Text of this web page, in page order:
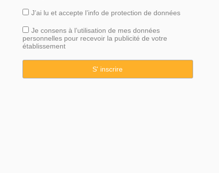
J’ai lu et accepte l’info de protection de données
Je consens à l’utilisation de mes données
personnelles pour recevoir la publicité de votre
établissement